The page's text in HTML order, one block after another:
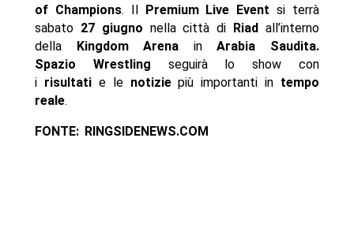
of Champions. Il Premium Live Eventsi terrà
sabato 27 giugno nella città di Riadall’interno
dellaKingdom Arena inArabia Saudita.
Spazio Wrestling seguirà lo show con
i risultatie le notiziepiù importanti in tempo
reale.
FONTE: RINGSIDENEWS.COM